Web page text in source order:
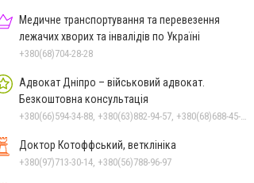
Медичне транспортування та перевезення
лежачих хворих та інвалідів по Україні
+380(68)704-28-28
Адвокат Дніпро – військовий адвокат.
Безкоштовна консультація
Доктор Котоффський, ветклініка
+380(97)713-30-14, +380(56)788-96-97